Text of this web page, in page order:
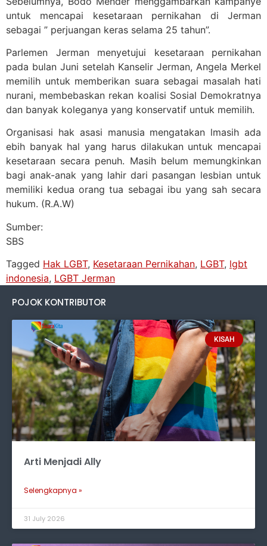
untuk mencapai kesetaraan pernikahan di Jerman
sebagai ” perjuangan keras selama 25 tahun”.
Parlemen Jerman menyetujui kesetaraan pernikahan
pada bulan Juni setelah Kanselir Jerman, Angela Merkel
memilih untuk memberikan suara sebagai masalah hati
nurani, membebaskan rekan koalisi Sosial Demokratnya
dan banyak koleganya yang konservatif untuk memilih.
Organisasi hak asasi manusia mengatakan lmasih ada
ebih banyak hal yang harus dilakukan untuk mencapai
kesetaraan secara penuh. Masih belum memungkinkan
bagi anak-anak yang lahir dari pasangan lesbian untuk
memiliki kedua orang tua sebagai ibu yang sah secara
hukum. (R.A.W)
Sumber:
SBS
Tagged Hak LGBT, Kesetaraan Pernikahan, LGBT, lgbt
indonesia, LGBT Jerman
POJOK KONTRIBUTOR
KISAH
Arti Menjadi Ally
Selengkapnya »
31 July 2026